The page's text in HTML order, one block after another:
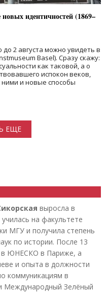
идентичностей (1869–
2 августа можно увидеть в
Basel). Сразу скажу:
как таковой, а о
испокон веков,
ними и новые способы
ЕЩЕ
выросла в
на факультете
МГУ и получила степень
по истории. После 13
в ЮНЕСКО в Париже, а
и опыта в должности
коммуникациям в
Международный Зелёный